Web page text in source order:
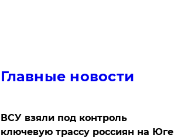
Главные новости
ВСУ взяли под контроль
ключевую трассу россиян на Юге